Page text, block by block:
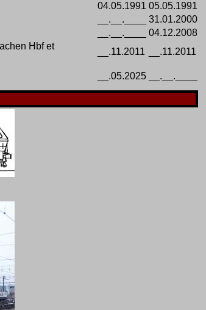
04.05.1991 05.05.1991
__.__.____
31.01.2000
__.__.____
04.12.2008
Hbf et
__.11.2011 __.11.2011
__.05.2025 __.__.____